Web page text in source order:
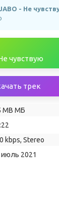
- Не
чувствую
трек
MB МБ
kbps, Stereo
июль 2021